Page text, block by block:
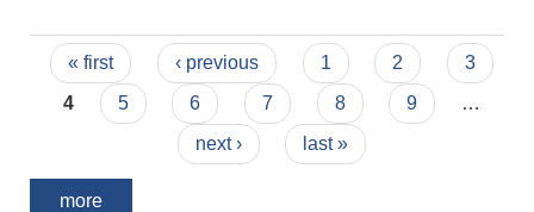
Pages
« first ‹ previous 1 2
3
4
5 6 7 8 9
…
next ›
last »
more